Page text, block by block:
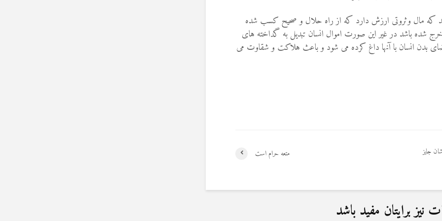
شد که مال وثروتی ارزش دارد که از راه حلال و صحیح کسب شده
شده باشد در غیر این صورت اموال انسان تبدیل به گداخته های
بدن انسان با آنها داغ کرده می شود و باعث هلاکت و شقاوت می
متعه حرام است جایز
برایتان مفید باشد